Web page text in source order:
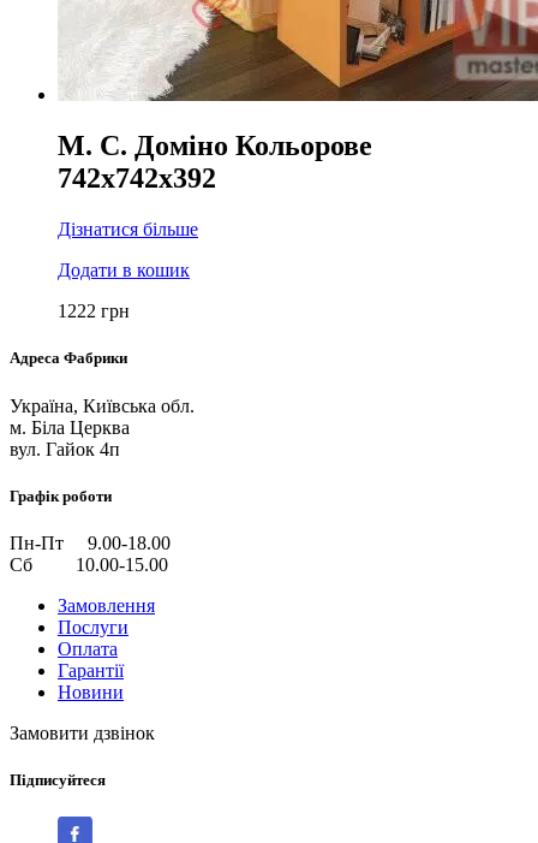
М. С. Доміно Кольорове
742x742x392
Дізнатися більше
Додати в кошик
1222 грн
Адреса Фабрики
Україна, Київська обл.
м. Біла Церква
вул. Гайок 4п
Графік роботи
Пн-Пт 9.00-18.00
Сб 10.00-15.00
Замовлення
Послуги
Оплата
Гарантії
Новини
Замовити дзвінок
Підписуйтеся